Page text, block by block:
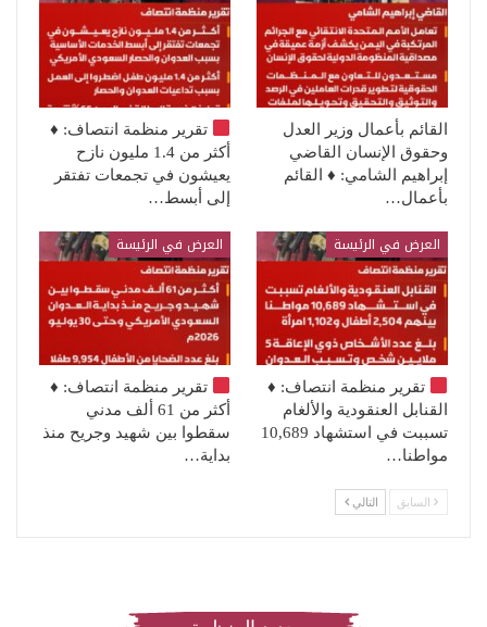
القائم بأعمال وزير العدل
وحقوق الإنسان القاضي
إبراهيم الشامي: ♦️ القائم
بأعمال…
تقرير منظمة انتصاف: ♦️
أكثر من 1.4 مليون نازح
يعيشون في تجمعات تفتقر
إلى أبسط…
العرض في الرئيسة
تقرير منظمة انتصاف: ♦️
القنابل العنقودية والألغام
تسببت في استشهاد 10,689
مواطنا…
العرض في الرئيسة
تقرير منظمة انتصاف: ♦️
أكثر من 61 ألف مدني
سقطوا بين شهيد وجريح منذ
بداية…
السابق التالي